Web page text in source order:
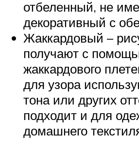
отбеленный, не
декоративный с
Жаккардовый –
получают с
жаккардового
для узора
тона или других
подходит и для
домашнего